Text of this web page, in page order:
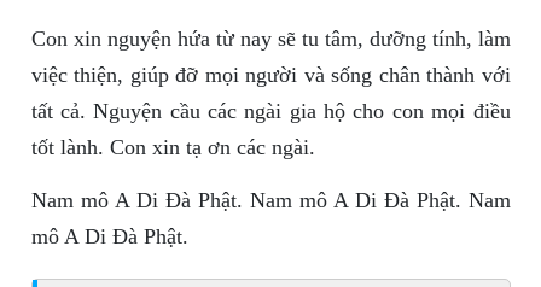
Con xin nguyện hứa từ nay sẽ tu tâm, dưỡng tính, làm
việc thiện, giúp đỡ mọi người và sống chân thành với
tất cả. Nguyện cầu các ngài gia hộ cho con mọi điều
tốt lành. Con xin tạ ơn các ngài.
Nam mô A Di Đà Phật. Nam mô A Di Đà Phật. Nam
mô A Di Đà Phật.